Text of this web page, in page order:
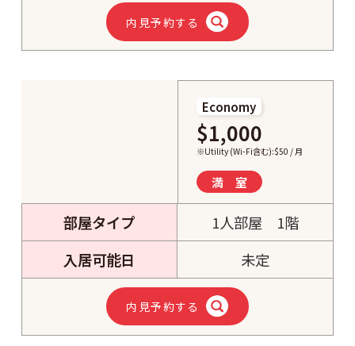
内見予約する
Economy
$1,000
※Utility (Wi-Fi含む):$50 / 月
満 室
部屋タイプ
1人部屋 1階
入居可能日
未定
内見予約する